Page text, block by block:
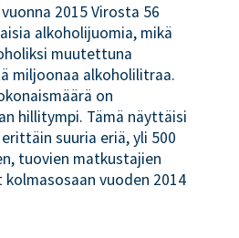
2015 Virosta 56
alkoholijuomia, mikä
muutettuna
miljoonaa alkoholilitraa.
on
hillitympi. Tämä näyttäisi
suuria eriä, yli 500
tuovien matkustajien
vuoden 2014